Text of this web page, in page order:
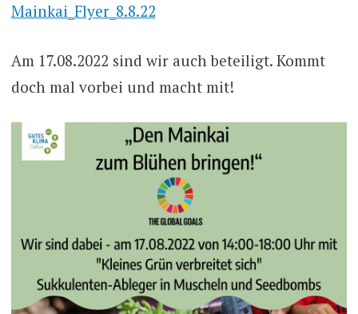
Mainkai_Flyer_8.8.22
Am 17.08.2022 sind wir auch beteiligt. Kommt
doch mal vorbei und macht mit!